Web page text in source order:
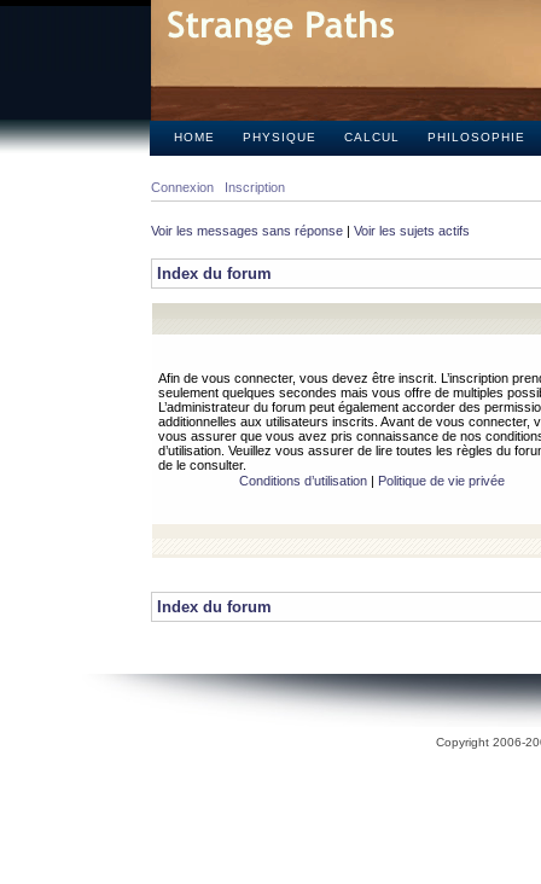
HOME PHYSIQUE CALCUL PHILOSOPHIE
Connexion Inscription
Voir les messages sans réponse | Voir les sujets actifs
Index du forum
Afin de vous connecter, vous devez être inscrit. L’inscription
seulement quelques secondes mais vous offre de multiples
L’administrateur du forum peut également accorder des
additionnelles aux utilisateurs inscrits. Avant de vous connecter,
vous assurer que vous avez pris connaissance de nos
d’utilisation. Veuillez vous assurer de lire toutes les règles du
de le consulter.
Conditions d’utilisation| Politique de vie privée
Index du forum
Copyright 2006-